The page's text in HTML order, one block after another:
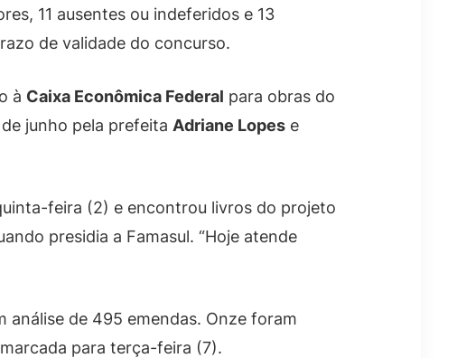
11 ausentes ou indeferidos e 13
de validade do concurso.
à Caixa Econômica Federal para obras do
junho pela prefeita Adriane Lopes e
feira (2) e encontrou livros do projeto
presidia a Famasul. “Hoje atende
análise de 495 emendas. Onze foram
para terça-feira (7).